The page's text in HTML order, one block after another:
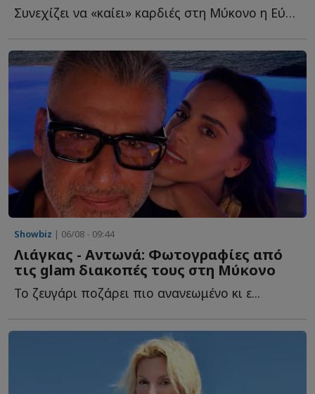
Συνεχίζει να «καίει» καρδιές στη Μύκονο η Εύη Βατίδου, η...
Showbiz | 06/08 - 09:44
Λιάγκας - Αντωνά: Φωτογραφίες από
τις glam διακοπές τους στη Μύκονο
Το ζευγάρι ποζάρει πιο ανανεωμένο κι ε...